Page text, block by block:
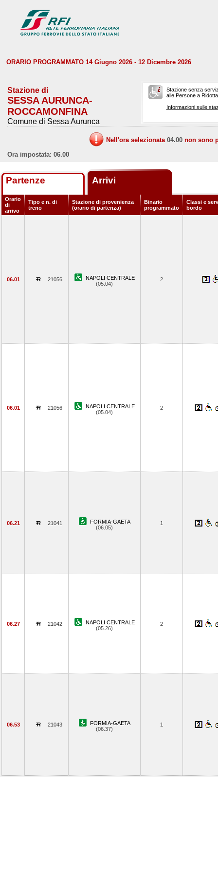
ORARIO PROGRAMMATO 14 Giugno 2026 - 12 Dicembre 2026
Stazione di
SESSA AURUNCA-
ROCCAMONFINA
Comune di Sessa Aurunca
Stazione senza
alle Persone a
Informazioni sulle
Nell'ora selezionata 04.00 non sono
Ora impostata: 06.00
Partenze Arrivi
Orario
di
arrivo
Tipo e n. di
treno
Stazione di provenienza
(orario di partenza)
Binario
programmato
Classi e
bordo
06.01 21056
NAPOLI CENTRALE
(05.04)
2
06.01 21056
NAPOLI CENTRALE
(05.04)
2
06.21 21041
FORMIA-GAETA
(06.05)
1
06.27 21042
NAPOLI CENTRALE
(05.26)
2
06.53 21043
FORMIA-GAETA
(06.37)
1